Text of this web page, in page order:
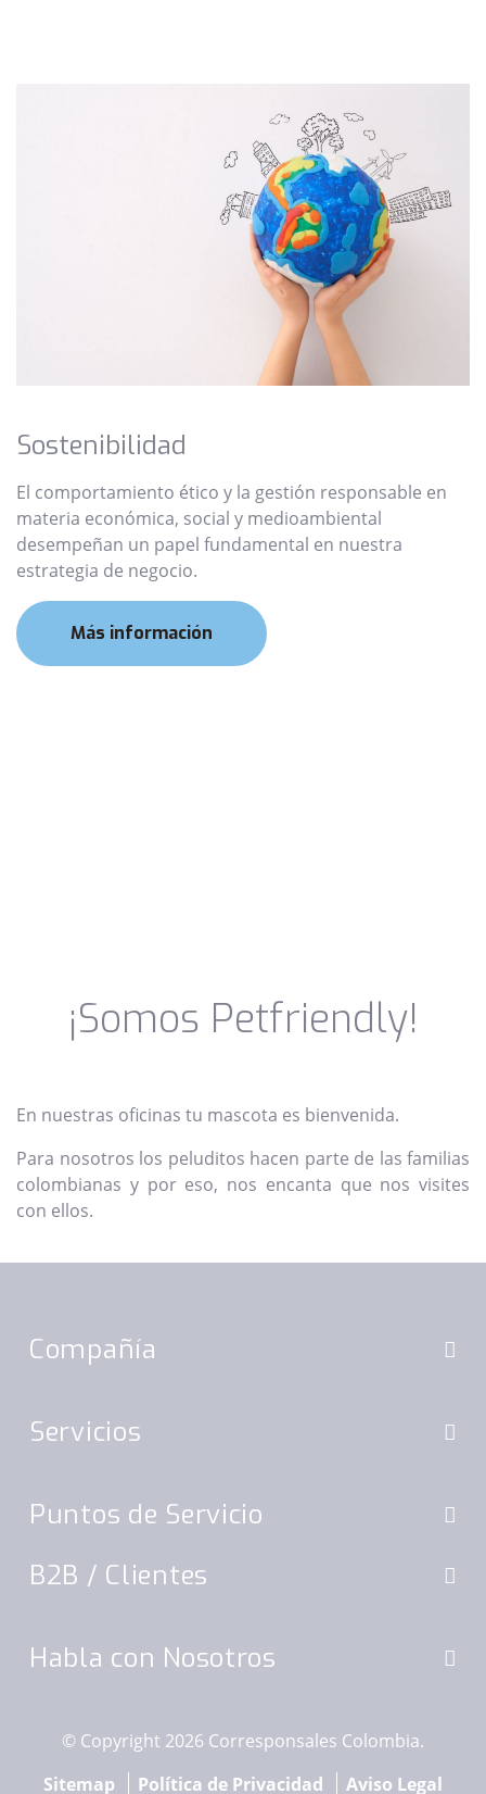
Sostenibilidad
El comportamiento ético y la gestión responsable en
materia económica, social y medioambiental
desempeñan un papel fundamental en nuestra
estrategia de negocio.
Más información
¡Somos Petfriendly!
En nuestras oficinas tu mascota es bienvenida.
Para nosotros los peluditos hacen parte de las familias
colombianas y por eso, nos encanta que nos visites
con ellos.
Compañía
Servicios
Puntos de Servicio
B2B / Clientes
Habla con Nosotros
© Copyright 2026 Corresponsales Colombia.
Sitemap
Política de Privacidad Aviso Legal